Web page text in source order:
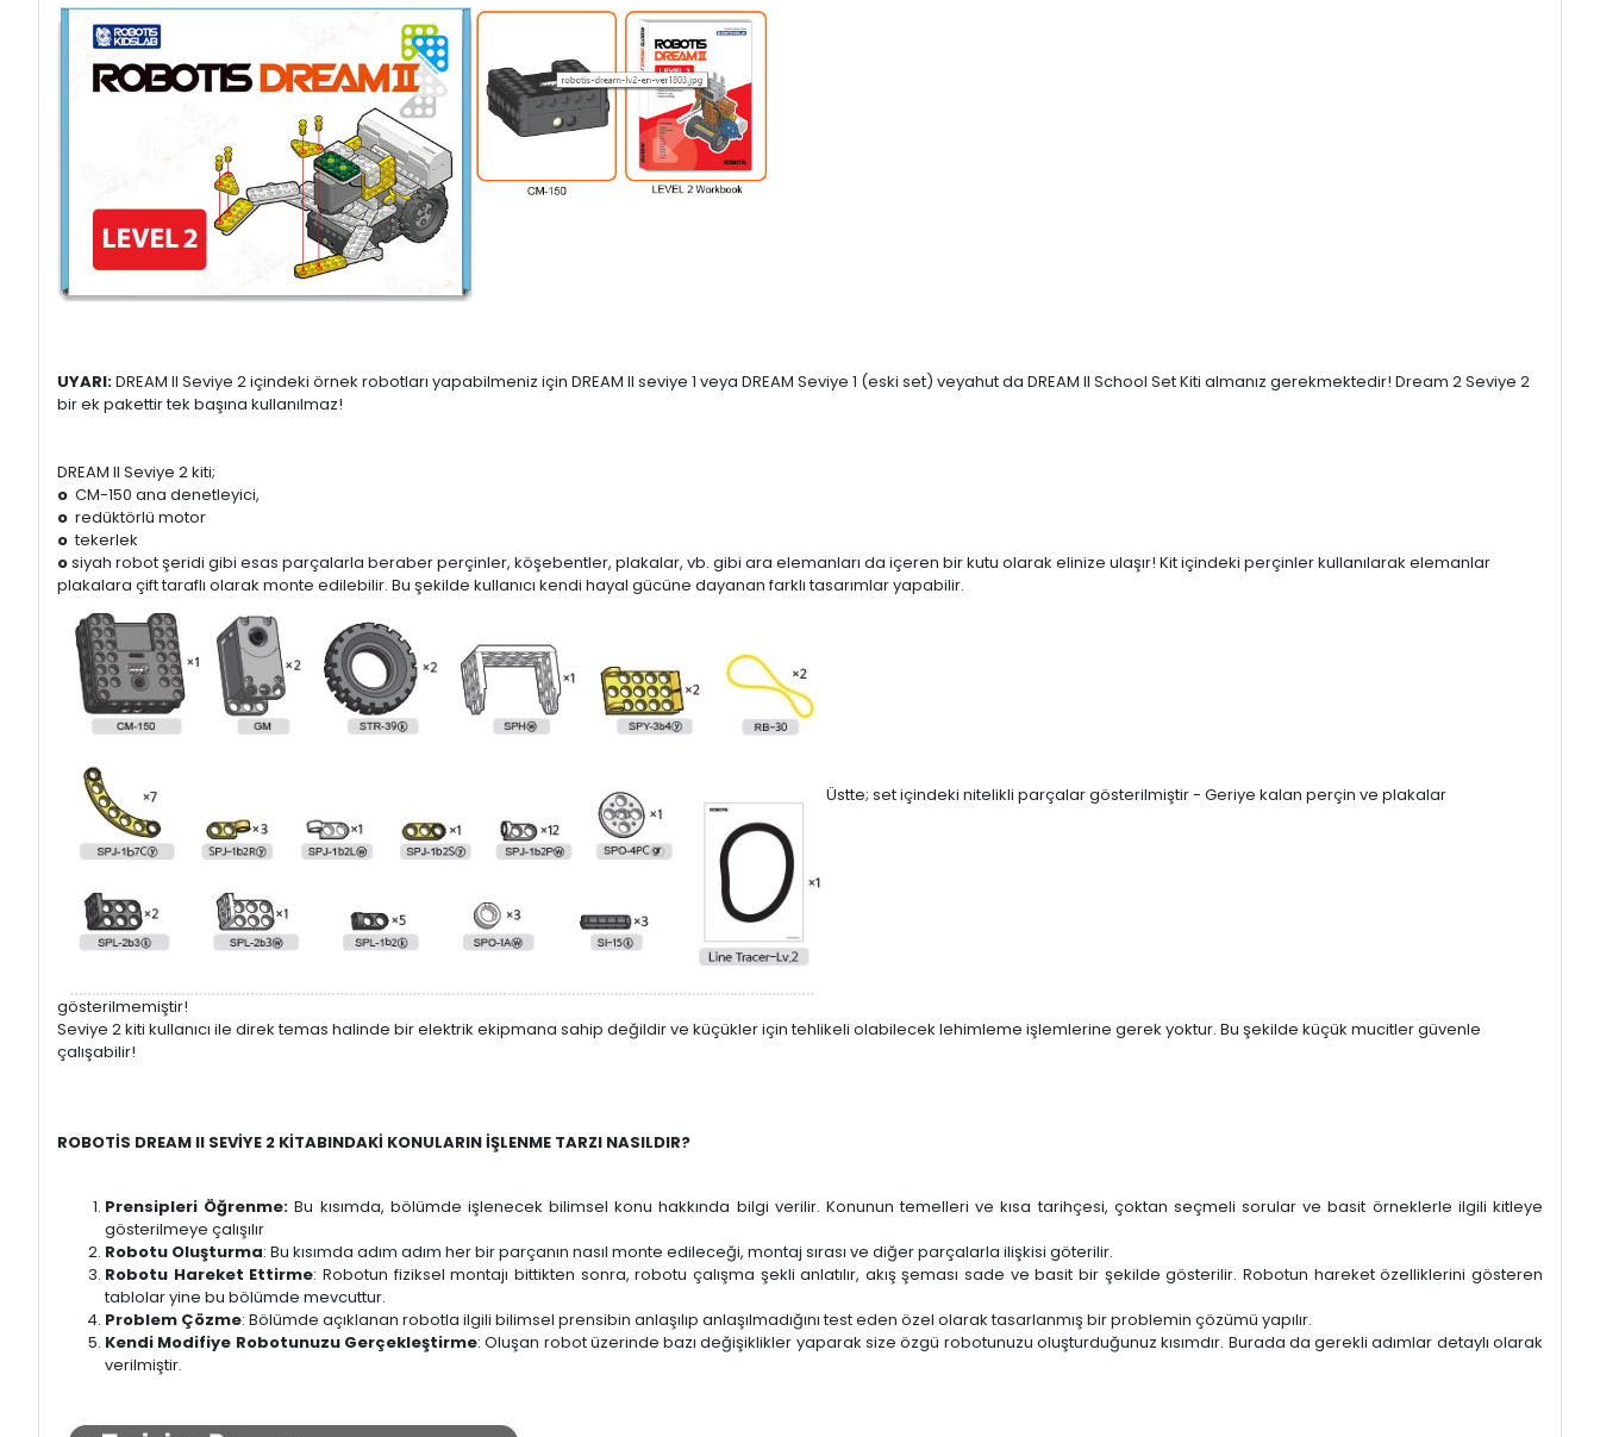
UYARI:DREAM II Seviye 2 içindeki örnek robotları yapabilmeniz için DREAM II seviye 1 veya DREAM Seviye 1 (eski set) veyahut da DREAM II School Set Kiti almanız gerekmektedir! Dream 2 Seviye 2
bir ek pakettir tek başına kullanılmaz!
DREAM II Seviye 2 kiti;
o CM-150 ana denetleyici,
o redüktörlü motor
o tekerlek
osiyah robot şeridi gibi esas parçalarla beraber perçinler, köşebentler, plakalar, vb. gibi ara elemanları da içeren bir kutu olarak elinize ulaşır! Kit içindeki perçinler kullanılarak elemanlar
plakalara çift taraflı olarak monte edilebilir. Bu şekilde kullanıcı kendi hayal gücüne dayanan farklı tasarımlar yapabilir.
Üstte; set içindeki nitelikli parçalar gösterilmiştir - Geriye kalan perçin ve plakalar
gösterilmemiştir!
Seviye 2 kiti kullanıcı ile direk temas halinde bir elektrik ekipmana sahip değildir ve küçükler için tehlikeli olabilecek lehimleme işlemlerine gerek yoktur. Bu şekilde küçük mucitler güvenle
çalışabilir!
ROBOTİS DREAM II SEVİYE 2 KİTABINDAKİ KONULARIN İŞLENME TARZI NASILDIR?
Prensipleri Öğrenme: Bu kısımda, bölümde işlenecek bilimsel konu hakkında bilgi verilir. Konunun temelleri ve kısa tarihçesi, çoktan seçmeli sorular ve basit örneklerle ilgili kitleye
gösterilmeye çalışılır
Robotu Oluşturma: Bu kısımda adım adım her bir parçanın nasıl monte edileceği, montaj sırası ve diğer parçalarla ilişkisi göterilir.
Robotu Hareket Ettirme: Robotun fiziksel montajı bittikten sonra, robotu çalışma şekli anlatılır, akış şeması sade ve basit bir şekilde gösterilir. Robotun hareket özelliklerini gösteren
tablolar yine bu bölümde mevcuttur.
Problem Çözme: Bölümde açıklanan robotla ilgili bilimsel prensibin anlaşılıp anlaşılmadığını test eden özel olarak tasarlanmış bir problemin çözümü yapılır.
Kendi Modifiye Robotunuzu Gerçekleştirme: Oluşan robot üzerinde bazı değişiklikler yaparak size özgü robotunuzu oluşturduğunuz kısımdır. Burada da gerekli adımlar detaylı olarak
verilmiştir.